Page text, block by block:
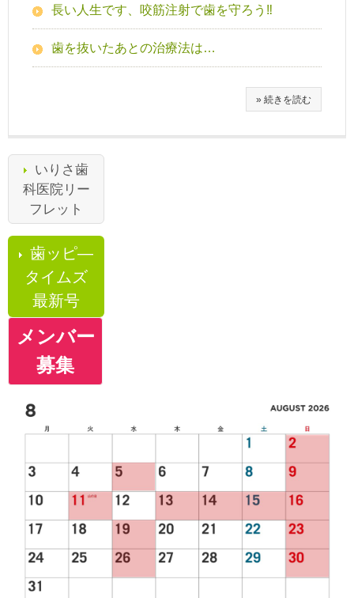
長い人生です、咬筋注射で歯を守ろう‼
歯を抜いたあとの治療法は…
» 続きを読む
いりさ歯
科医院リー
フレット
歯ッピ―
タイムズ
最新号
メンバー
募集